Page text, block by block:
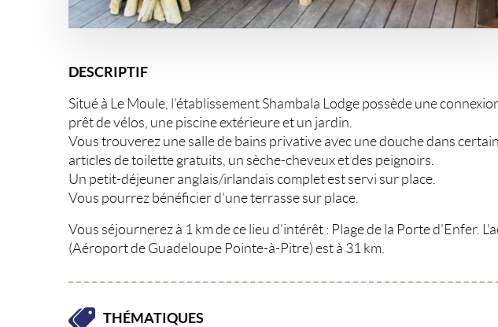
DESCRIPTIF
Situé à Le Moule, l’établissement Shambala Lodge possède une
prêt de vélos, une piscine extérieure et un jardin.
Vous trouverez une salle de bains privative avec une douche dans
articles de toilette gratuits, un sèche-cheveux et des peignoirs.
Un petit-déjeuner anglais/irlandais complet est servi sur place.
Vous pourrez bénéficier d’une terrasse sur place.
Vous séjournerez à 1 km de ce lieu d’intérêt : Plage de la Porte d'Enfer.
(Aéroport de Guadeloupe Pointe-à-Pitre) est à 31 km.
THÉMATIQUES